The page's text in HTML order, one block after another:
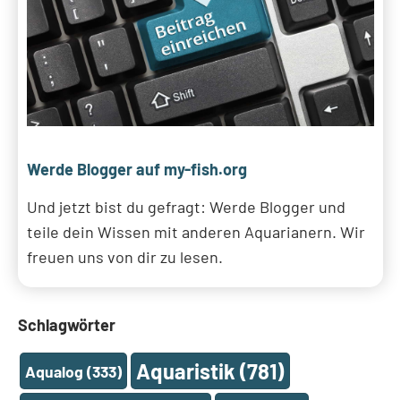
Werde Blogger auf my-fish.org
Und jetzt bist du gefragt: Werde Blogger und
teile dein Wissen mit anderen Aquarianern. Wir
freuen uns von dir zu lesen.
Schlagwörter
Aqualog (333) Aquaristik (781)